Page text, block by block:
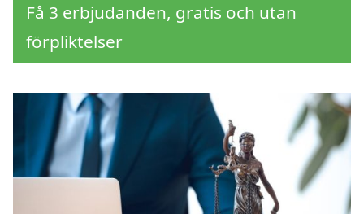
Få 3 erbjudanden, gratis och utan
förpliktelser